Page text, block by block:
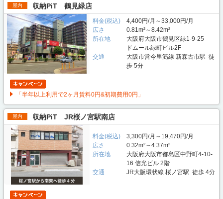
屋内 収納PiT 鶴見緑店
料金(税込)
4,400円/月～33,000円/月
広さ
0.81m²～8.42m²
所在地
大阪府大阪市鶴見区緑1-9-25
ドムール緑町ビル2F
交通
大阪市営今里筋線 新森古市駅 徒
歩 5分
「半年以上利用で2ヶ月賃料0円&初期費用0円」
屋内 収納PiT JR桜ノ宮駅南店
料金(税込)
3,300円/月～19,470円/月
広さ
0.32m²～4.37m²
所在地
大阪府大阪市都島区中野町4-10-
16 信光ビル 2階
交通
JR大阪環状線 桜ノ宮駅 徒歩 4分